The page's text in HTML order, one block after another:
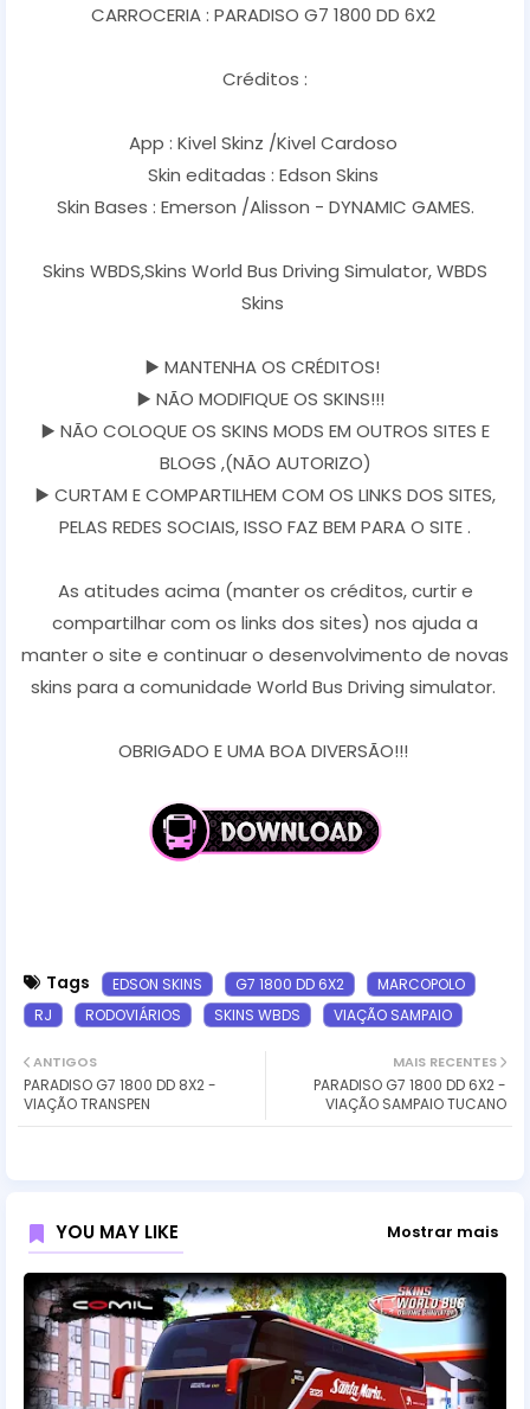
CARROCERIA : PARADISO G7 1800 DD 6X2
Créditos :
App : Kivel Skinz /Kivel Cardoso
Skin editadas : Edson Skins
Skin Bases : Emerson /Alisson - DYNAMIC GAMES.
Skins WBDS,Skins World Bus Driving Simulator, WBDS
Skins
▶️ MANTENHA OS CRÉDITOS!
▶️ NÃO MODIFIQUE OS SKINS!!!
▶️ NÃO COLOQUE OS SKINS MODS EM OUTROS SITES E
BLOGS ,(NÃO AUTORIZO)
▶️ CURTAM E COMPARTILHEM COM OS LINKS DOS SITES,
PELAS REDES SOCIAIS, ISSO FAZ BEM PARA O SITE .
As atitudes acima (manter os créditos, curtir e
compartilhar com os links dos sites) nos ajuda a
manter o site e continuar o desenvolvimento de novas
skins para a comunidade World Bus Driving simulator.
OBRIGADO E UMA BOA DIVERSÃO!!!
Tags EDSON SKINS G7 1800 DD 6X2
MARCOPOLO
RJ
RODOVIÁRIOS SKINS WBDS VIAÇÃO SAMPAIO
MAIS RECENTES
PARADISO G7 1800 DD 6X2 -
VIAÇÃO SAMPAIO TUCANO
ANTIGOS
PARADISO G7 1800 DD 8X2 -
VIAÇÃO TRANSPEN
YOU MAY LIKE Mostrar mais